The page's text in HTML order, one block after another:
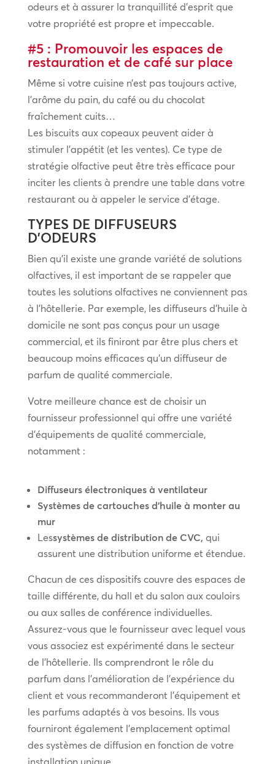
odeurs et à assurer la tranquillité d’esprit que
votre propriété est propre et impeccable.
#5 : Promouvoir les espaces de
restauration et de café sur place
Même si votre cuisine n’est pas toujours active,
l’arôme du pain, du café ou du chocolat
fraîchement cuits…
Les biscuits aux copeaux peuvent aider à
stimuler l’appétit (et les ventes). Ce type de
stratégie olfactive peut être très efficace pour
inciter les clients à prendre une table dans votre
restaurant ou à appeler le service d’étage.
TYPES DE DIFFUSEURS
D’ODEURS
Bien qu’il existe une grande variété de solutions
olfactives, il est important de se rappeler que
toutes les solutions olfactives ne conviennent pas
à l’hôtellerie. Par exemple, les diffuseurs d’huile à
domicile ne sont pas conçus pour un usage
commercial, et ils finiront par être plus chers et
beaucoup moins efficaces qu’un diffuseur de
parfum de qualité commerciale.
Votre meilleure chance est de choisir un
fournisseur professionnel qui offre une variété
d’équipements de qualité commerciale,
notamment :
Diffuseurs électroniques à ventilateur
Systèmes de cartouches d’huile à monter au
mur
Lessystèmes de distribution de CVC, qui
assurent une distribution uniforme et étendue.
Chacun de ces dispositifs couvre des espaces de
taille différente, du hall et du salon aux couloirs
ou aux salles de conférence individuelles.
Assurez-vous que le fournisseur avec lequel vous
vous associez est expérimenté dans le secteur
de l’hôtellerie. Ils comprendront le rôle du
parfum dans l’amélioration de l’expérience du
client et vous recommanderont l’équipement et
les parfums adaptés à vos besoins. Ils vous
fourniront également l’emplacement optimal
des systèmes de diffusion en fonction de votre
installation unique.